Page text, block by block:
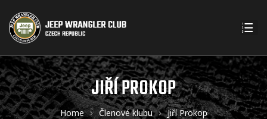
JIŘÍ PROKOP
Home Členové klubu Jiří Prokop